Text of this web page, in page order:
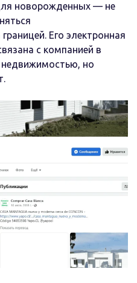
новорожденных — не
Его электронная
с компанией в
недвижимостью, но